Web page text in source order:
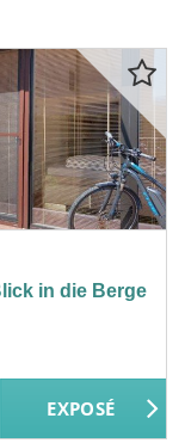
in die Berge